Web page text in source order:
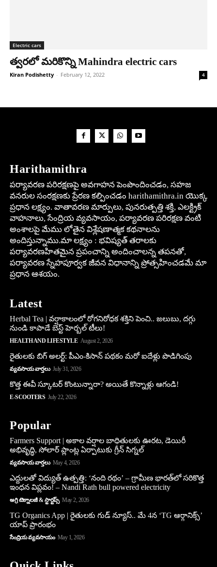
Electric cars
త్వరలో మరికొన్ని Mahindra electric cars
Kiran Podishetty - February 12, 2022 4
Harithamithra
పర్యావరణ పరిరక్షణపై అవగాహన పెంపొందించడం, సహజ
వనరుల సంరక్షణకు ప్రేరణ కల్పించడం harithamithra.in యొక్క
ప్రధాన లక్ష్యం. వాతావరణ మార్పులు, పునరుత్పత్తి శక్తి, ఎలక్ట్రిక్
వాహనాలు, సేంద్రియ వ్యవసాయం, పర్యావరణ పరిరక్షణ వంటి
అంశాలపై మేము లోతైన విశ్లేషణాత్మక కథనాలను
అందిస్తున్నాము.మా లక్ష్యం : భవిష్యత్ తరాలకు
పర్యావరణహితమైన ప్రపంచాన్ని అందించాలన్న తపనతో,
పర్యావరణ స్నేహపూర్వక జీవన విధానాన్ని ప్రోత్సహించడమే మా
ప్రధాన ఆశయం.
Latest
Herbal Tea | వర్షాకాలంలో రోగనిరోధక శక్తిని పెంచి.. జలుబు, దగ్గు
నుండి కాపాడే బెస్ట్ హెర్బల్ టీలు!
HEALTH AND LIFESTYLE August 2, 2026
రైతులకు బిగ్ అలర్ట్: పీఎం-కిసాన్ పథకం మరో ఐదేళ్లు పొడిగింపు
వ్యవసాయ వార్తలు July 31, 2026
కొత్త ఈవీ స్కూట‌ర్ కొంటున్నారా? అయితే కొన్నాళ్లు ఆగండి!
E-SCOOTERS July 22, 2026
Popular
Farmers Support | అకాల వర్షాల బాధితులకు ఊరట, డెయిరీ
అభివృద్ధి, సోలార్ ప్లాంట్ల ఏర్పాటుకు గ్రీన్‌ సిగ్నల్
వ్యవసాయ వార్తలు May 4, 2026
ఎద్దులతో విద్యుత్ ఉత్పత్తి: ‘నంది రథం’ – గ్రామీణ భారత్‌లో సరికొత్త
ఇంధన విప్లవం! – Nandi Rath bull powered electricity
అగ్రి టెక్నాలజీ & స్టార్టప్స్ May 2, 2026
TG Organics App | రైతులకు గుడ్ న్యూస్.. మే 4న ‘TG ఆర్గానిక్స్’
యాప్ ప్రారంభం
సేంద్రియ వ్యవసాయం May 1, 2026